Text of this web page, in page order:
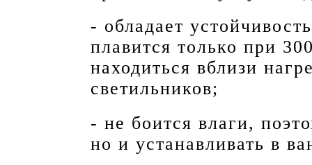
- обладает
плавится только при
находиться вблизи
светильников;
- не боится влаги,
но и устанавливать в